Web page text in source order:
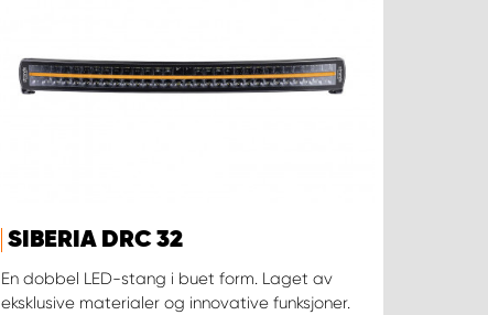
SIBERIA DRC 32
En dobbel LED-stang i buet form. Laget av
eksklusive materialer og innovative funksjoner.